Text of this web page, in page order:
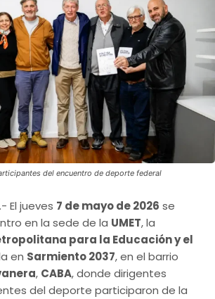
del encuentro de deporte federal
El jueves 7 de mayo de 2026 se
en la sede de la UMET, la
para la Educación y el
en Sarmiento 2037, en el barrio
, CABA, donde dirigentes
del deporte participaron de la